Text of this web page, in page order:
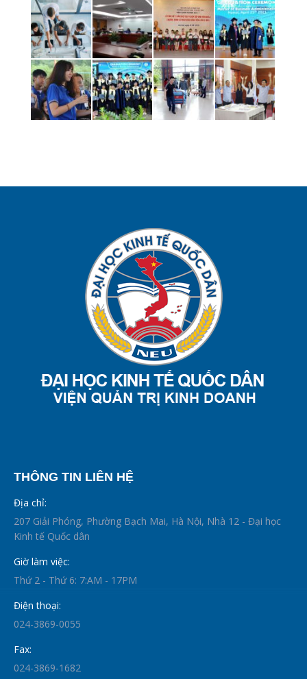
THÔNG TIN LIÊN HỆ
Địa chỉ:
207 Giải Phóng, Phường Bạch Mai, Hà Nội, Nhà 12 - Đại học
Kinh tế Quốc dân
Giờ làm việc:
Thứ 2 - Thứ 6: 7:AM - 17PM
Điện thoại:
024-3869-0055
Fax:
024-3869-1682